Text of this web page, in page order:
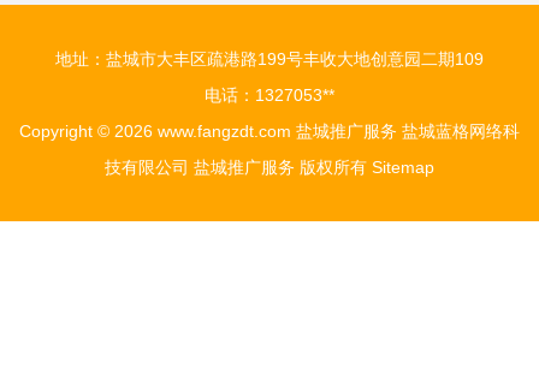
地址：盐城市大丰区疏港路199号丰收大地创意园二期109
电话：1327053**
Copyright © 2026 www.fangzdt.com 盐城推广服务 盐城蓝格网络科
技有限公司 盐城推广服务 版权所有 Sitemap